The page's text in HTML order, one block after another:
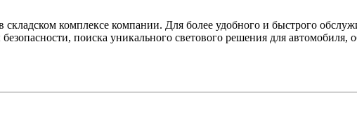
комплексе компании. Для более удобного и быстрого
поиска уникального светового решения для автомобиля,